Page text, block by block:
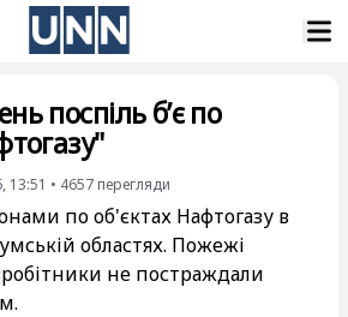
поспіль б’є по
13:51 • 4657 перегляди
по об'єктах Нафтогазу в
областях. Пожежі
не постраждали